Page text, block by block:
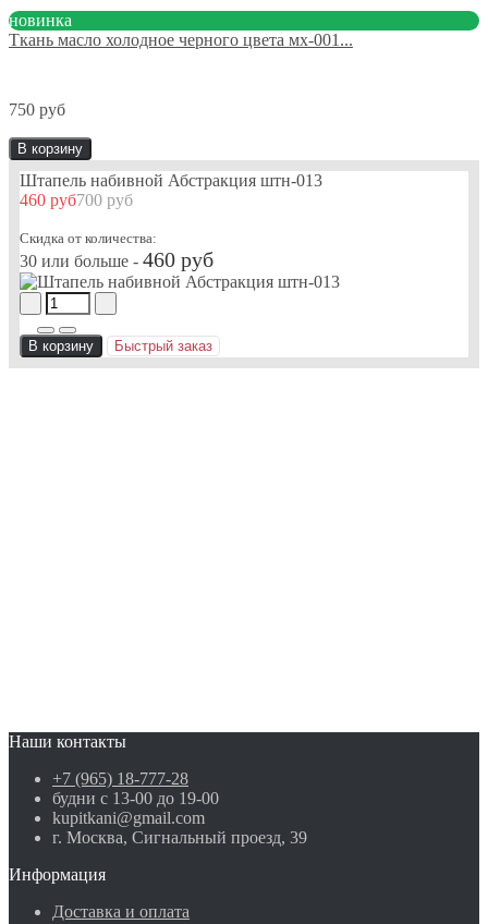
новинка
Ткань масло холодное черного цвета мх-001...
750 руб
В корзину
Штапель набивной Абстракция штн-013
460 руб700 руб
Скидка от количества:
30 или больше - 460 руб
В корзину Быстрый заказ
Наши контакты
+7 (965) 18-777-28
будни с 13-00 до 19-00
kupitkani@gmail.com
г. Москва, Сигнальный проезд, 39
Информация
Доставка и оплата